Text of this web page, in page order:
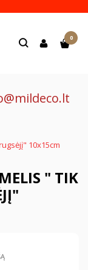
0
10x15cm
" TIK